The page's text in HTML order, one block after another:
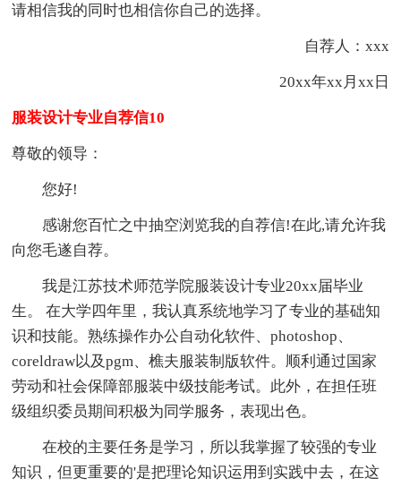
请相信我的同时也相信你自己的选择。
自荐人：xxx
20xx年xx月xx日
服装设计专业自荐信10
尊敬的领导：
您好!
感谢您百忙之中抽空浏览我的自荐信!在此,请允许我
向您毛遂自荐。
我是江苏技术师范学院服装设计专业20xx届毕业
生。 在大学四年里，我认真系统地学习了专业的基础知
识和技能。熟练操作办公自动化软件、photoshop、
coreldraw以及pgm、樵夫服装制版软件。顺利通过国家
劳动和社会保障部服装中级技能考试。此外，在担任班
级组织委员期间积极为同学服务，表现出色。
在校的主要任务是学习，所以我掌握了较强的专业
知识，但更重要的'是把理论知识运用到实践中去，在这